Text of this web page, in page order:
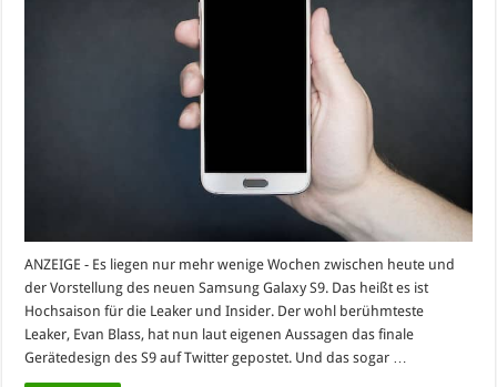
ANZEIGE - Es liegen nur mehr wenige Wochen zwischen heute und
der Vorstellung des neuen Samsung Galaxy S9. Das heißt es ist
Hochsaison für die Leaker und Insider. Der wohl berühmteste
Leaker, Evan Blass, hat nun laut eigenen Aussagen das finale
Gerätedesign des S9 auf Twitter gepostet. Und das sogar …